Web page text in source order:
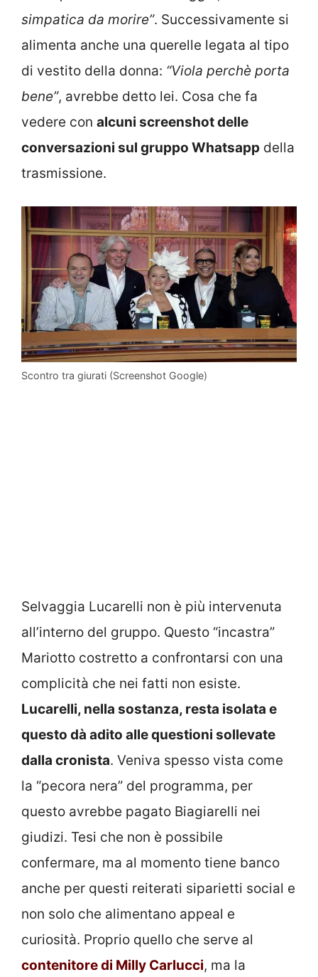
simpatica da morire”. Successivamente si
alimenta anche una querelle legata al tipo
di vestito della donna: “Viola perchè porta
bene”, avrebbe detto lei. Cosa che fa
vedere con alcuni screenshot delle
conversazioni sul gruppo Whatsapp della
trasmissione.
Scontro tra giurati (Screenshot Google)
Selvaggia Lucarelli non è più intervenuta
all’interno del gruppo. Questo “incastra”
Mariotto costretto a confrontarsi con una
complicità che nei fatti non esiste.
Lucarelli, nella sostanza, resta isolata e
questo dà adito alle questioni sollevate
dalla cronista. Veniva spesso vista come
la “pecora nera” del programma, per
questo avrebbe pagato Biagiarelli nei
giudizi. Tesi che non è possibile
confermare, ma al momento tiene banco
anche per questi reiterati siparietti social e
non solo che alimentano appeal e
curiosità. Proprio quello che serve al
contenitore di Milly Carlucci, ma la